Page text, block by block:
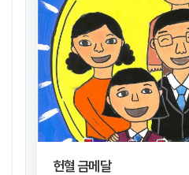
헌혈 금메달